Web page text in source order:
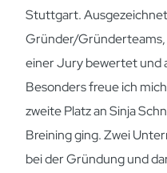
Stuttgart.
Gründer/Gründerteams,
einer Jury bewertet und
Besonders freue ich
zweite Platz an Sinja
Breining ging. Zwei
bei der Gründung und